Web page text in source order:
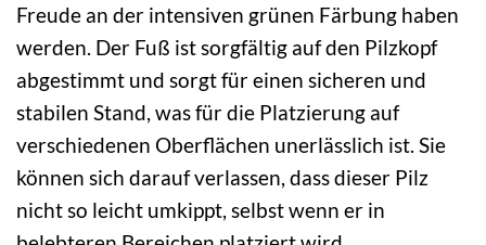
Freude an der intensiven grünen Färbung haben
werden. Der Fuß ist sorgfältig auf den Pilzkopf
abgestimmt und sorgt für einen sicheren und
stabilen Stand, was für die Platzierung auf
verschiedenen Oberflächen unerlässlich ist. Sie
können sich darauf verlassen, dass dieser Pilz
nicht so leicht umkippt, selbst wenn er in